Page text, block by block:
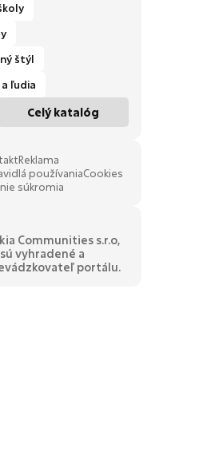
štýl
ľudia
Celý katalóg
Reklama
používaniaCookies
súkromia
Communities s.r.o,
vyhradené a
portálu.